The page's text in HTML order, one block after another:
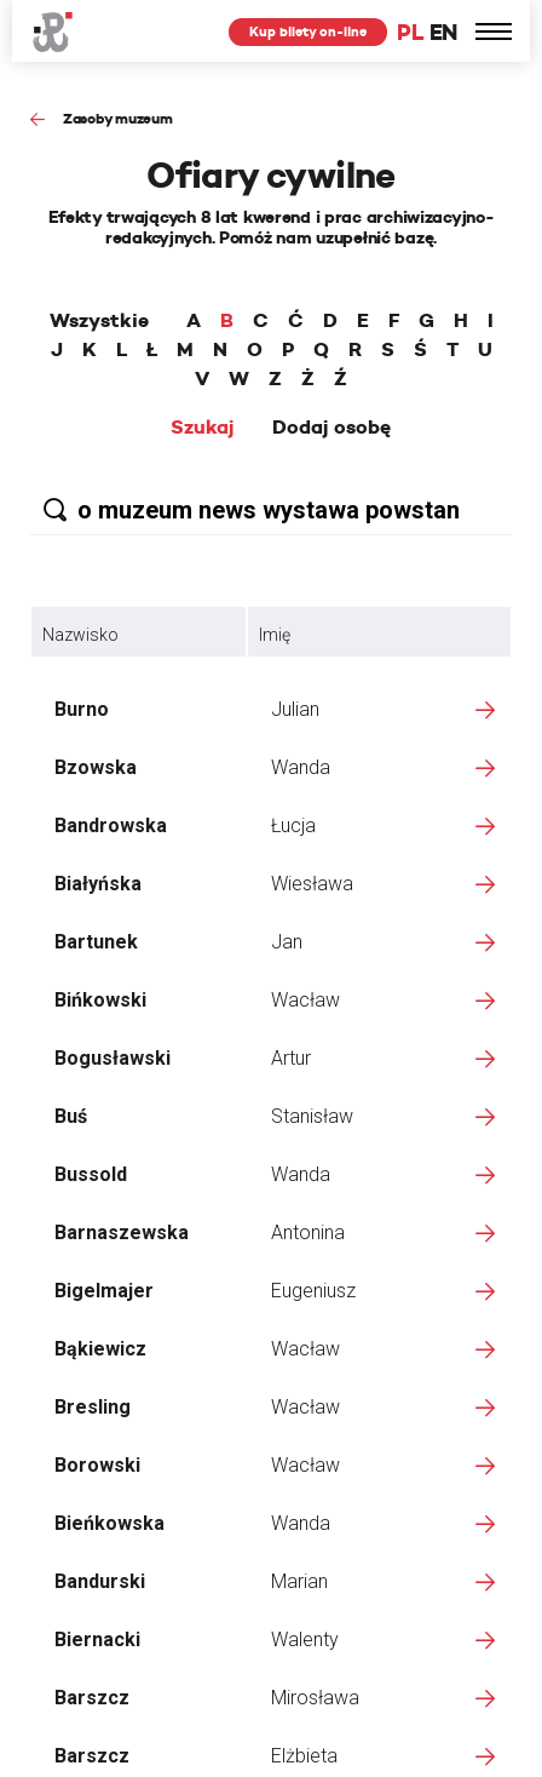
PL EN
Kup bilety on-line
Zasoby muzeum
Ofiary cywilne
Efekty trwających 8 lat kwerend i prac archiwizacyjno-
redakcyjnych. Pomóż nam uzupełnić bazę.
Wszystkie A B C Ć D E F G H
I
J
K L Ł M N O P Q R S Ś T
U
V
W Z Ż
Ź
Szukaj
Dodaj osobę
Nazwisko Imię
Burno Julian
Bzowska Wanda
Bandrowska Łucja
Białyńska Wiesława
Bartunek Jan
Bińkowski Wacław
Bogusławski Artur
Buś Stanisław
Bussold Wanda
Barnaszewska Antonina
Bigelmajer Eugeniusz
Bąkiewicz Wacław
Bresling Wacław
Borowski Wacław
Bieńkowska Wanda
Bandurski Marian
Biernacki Walenty
Barszcz Mirosława
Barszcz Elżbieta